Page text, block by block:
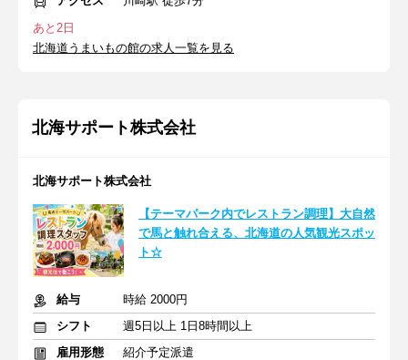
あと2日
北海道うまいもの館の求人一覧を見る
北海サポート株式会社
北海サポート株式会社
【テーマパーク内でレストラン調理】大自然
で馬と触れ合える、北海道の人気観光スポッ
ト☆
給与
時給 2000円
シフト
週5日以上 1日8時間以上
雇用形態
紹介予定派遣